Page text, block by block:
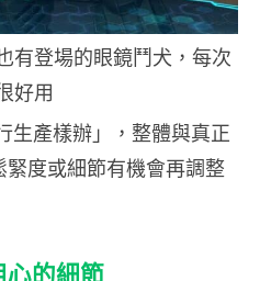
有登場的眼鏡鬥犬，每次
好用
生產樣辦」，整體與真正
度或細節有機會再調整
心的細節